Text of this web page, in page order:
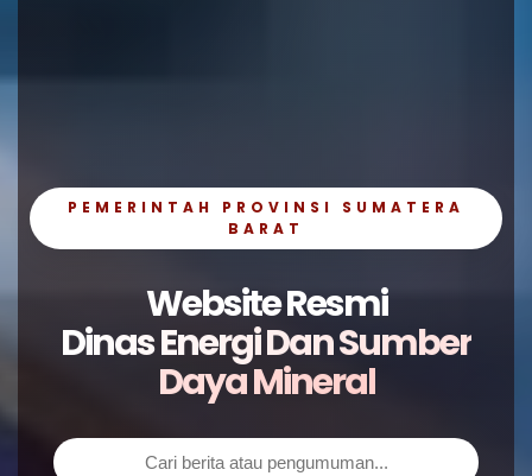
PEMERINTAH PROVINSI SUMATERA
BARAT
Website Resmi
Dinas Energi Dan Sumber
Daya Mineral